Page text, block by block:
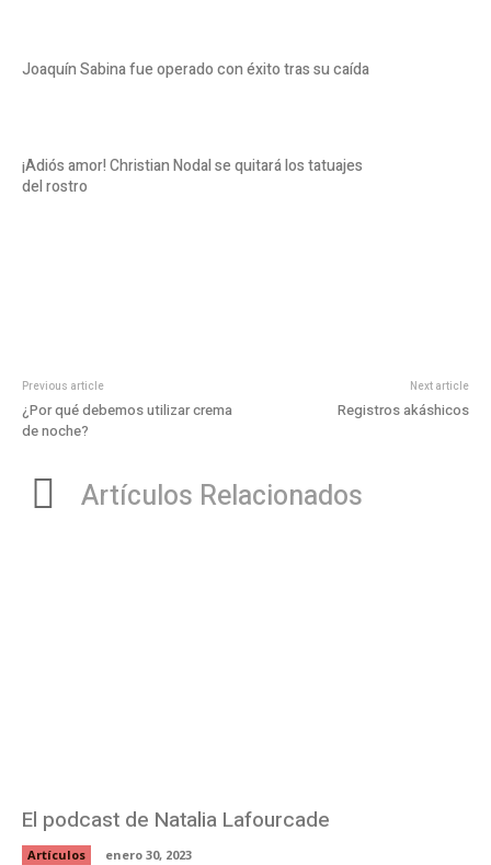
Joaquín Sabina fue operado con éxito tras su caída
¡Adiós amor! Christian Nodal se quitará los tatuajes
del rostro
Previous article
¿Por qué debemos utilizar crema
de noche?
Next article
Registros akáshicos
Artículos Relacionados
El podcast de Natalia Lafourcade
Artículos enero 30, 2023